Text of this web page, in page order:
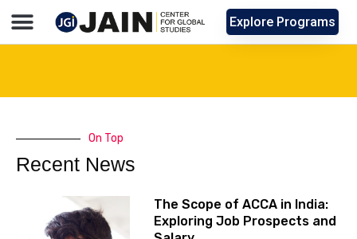
Explore Programs
On Top
Recent News
The Scope of ACCA in India:
Exploring Job Prospects and